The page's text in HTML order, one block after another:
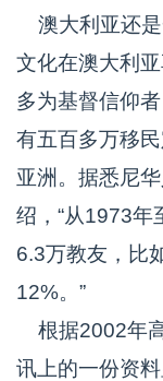
澳大利亚还是
文化在澳大利
多为基督信仰
有五百多万移
亚洲。据悉尼
绍，“从1973年
6.3万教友，比
12%。”
根据2002年
讯上的一份资